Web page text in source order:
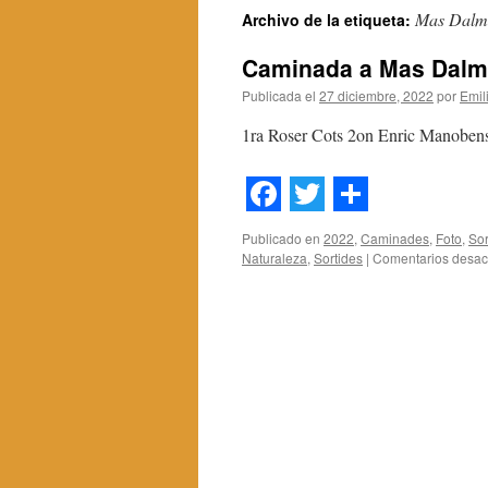
contenido
Archivo de la etiqueta: Mas
Caminada a Mas
Publicada el 27 diciembre, 2022 por
1ra Roser Cots 2on Enric
Facebook
Twitter
Share
Publicado en 2022,Caminades, Foto,
Naturaleza,Sortides | Comentarios